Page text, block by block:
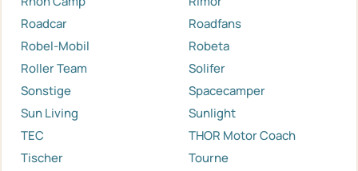
Roadcar
Roadfans
Robel-Mobil
Robeta
Roller Team
Solifer
Sonstige
Spacecamper
Sun Living
Sunlight
TEC
THOR Motor Coach
Tischer
Tourne